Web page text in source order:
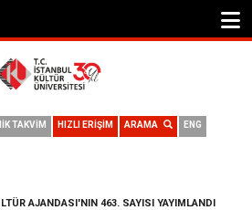
ENG
ARAMA
HIZLI ERİŞİM
TAKVİM
AJANDASI'NIN 463. SAYISI YAYIMLANDI